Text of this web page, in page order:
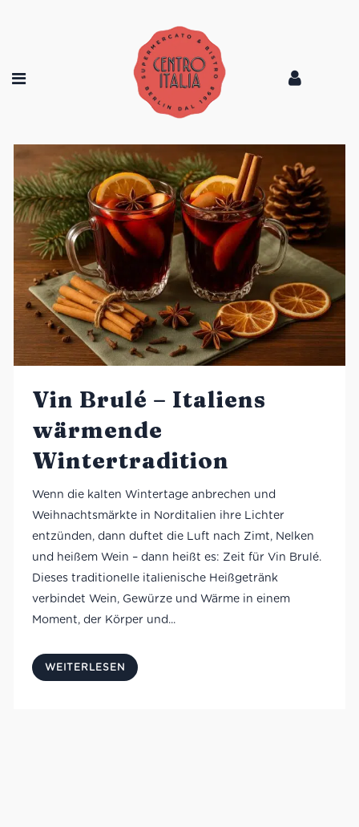
Vin Brulé – Italiens
wärmende
Wintertradition
Wenn die kalten Wintertage anbrechen und
Weihnachtsmärkte in Norditalien ihre Lichter
entzünden, dann duftet die Luft nach Zimt, Nelken
und heißem Wein – dann heißt es: Zeit für Vin Brulé.
Dieses traditionelle italienische Heißgetränk
verbindet Wein, Gewürze und Wärme in einem
Moment, der Körper und...
WEITERLESEN